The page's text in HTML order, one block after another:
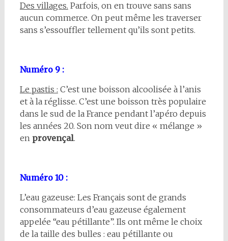
Des villages. Parfois, on en trouve sans sans
aucun commerce. On peut même les traverser
sans s’essouffler tellement qu’ils sont petits.
Numéro 9 :
Le pastis : C’est une boisson alcoolisée à l’anis
et à la réglisse. C’est une boisson très populaire
dans le sud de la France pendant l’apéro depuis
les années 20. Son nom veut dire « mélange »
en provençal.
Numéro 10 :
L’eau gazeuse: Les Français sont de grands
consommateurs d’eau gazeuse également
appelée “eau pétillante”. Ils ont même le choix
de la taille des bulles : eau pétillante ou